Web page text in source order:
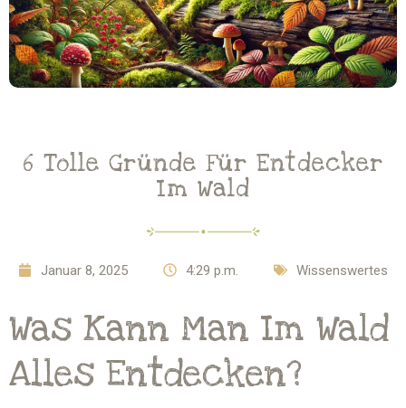
6 Tolle Gründe Für Entdecker
Im Wald
Januar 8, 2025 4:29 p.m. Wissenswertes
Was Kann Man Im Wald
Alles Entdecken?